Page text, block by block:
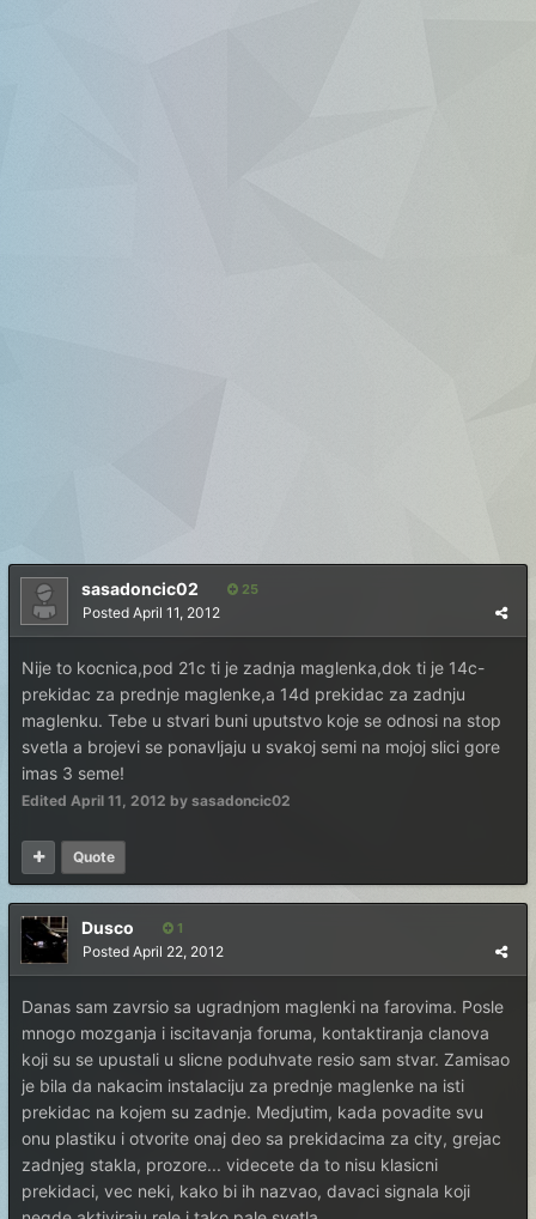
sasadoncic02 25
Posted April 11, 2012
Nije to kocnica,pod 21c ti je zadnja maglenka,dok ti je 14c-
prekidac za prednje maglenke,a 14d prekidac za zadnju
maglenku. Tebe u stvari buni uputstvo koje se odnosi na stop
svetla a brojevi se ponavljaju u svakoj semi na mojoj slici gore
imas 3 seme!
Edited April 11, 2012 by sasadoncic02
Quote
Dusco 1
Posted April 22, 2012
Danas sam zavrsio sa ugradnjom maglenki na farovima. Posle
mnogo mozganja i iscitavanja foruma, kontaktiranja clanova
koji su se upustali u slicne poduhvate resio sam stvar. Zamisao
je bila da nakacim instalaciju za prednje maglenke na isti
prekidac na kojem su zadnje. Medjutim, kada povadite svu
onu plastiku i otvorite onaj deo sa prekidacima za city, grejac
zadnjeg stakla, prozore... videcete da to nisu klasicni
prekidaci, vec neki, kako bi ih nazvao, davaci signala koji